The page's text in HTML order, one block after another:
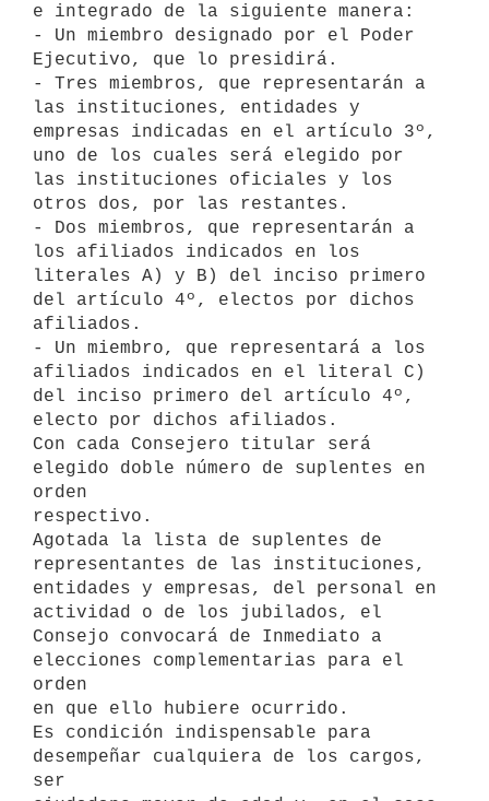
e integrado de la siguiente manera:
- Un miembro designado por el Poder
Ejecutivo, que lo presidirá.
- Tres miembros, que representarán a
las instituciones, entidades y
empresas indicadas en el artículo 3º,
uno de los cuales será elegido por
las instituciones oficiales y los
otros dos, por las restantes.
- Dos miembros, que representarán a
los afiliados indicados en los
literales A) y B) del inciso primero
del artículo 4º, electos por dichos
afiliados.
- Un miembro, que representará a los
afiliados indicados en el literal C)
del inciso primero del artículo 4º,
electo por dichos afiliados.
Con cada Consejero titular será
elegido doble número de suplentes en
orden
respectivo.
Agotada la lista de suplentes de
representantes de las instituciones,
entidades y empresas, del personal en
actividad o de los jubilados, el
Consejo convocará de Inmediato a
elecciones complementarias para el
orden
en que ello hubiere ocurrido.
Es condición indispensable para
desempeñar cualquiera de los cargos,
ser